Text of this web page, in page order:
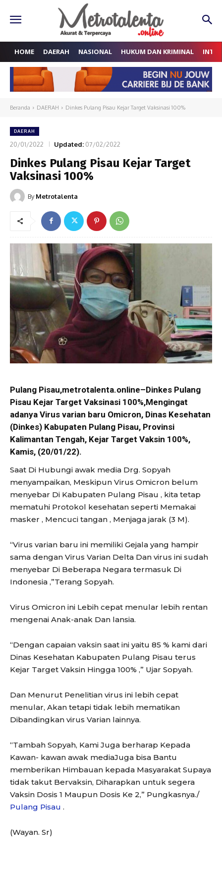
HOME DAERAH NASIONAL HUKUM DAN KRIMINAL
Beranda DAERAH Dinkes Pulang Pisau Kejar Target Vaksinasi 100%
DAERAH
20/01/2022 Updated: 07/02/2022
Dinkes Pulang Pisau Kejar Target
Vaksinasi 100%
By Metrotalenta
Pulang Pisau,metrotalenta.online–Dinkes Pulang
Pisau Kejar Target Vaksinasi 100%,Mengingat
adanya Virus varian baru Omicron, Dinas Kesehatan
(Dinkes) Kabupaten Pulang Pisau, Provinsi
Kalimantan Tengah, Kejar Target Vaksin 100%,
Kamis, (20/01/22).
Saat Di Hubungi awak media Drg. Sopyah
menyampaikan, Meskipun Virus Omicron belum
menyebar Di Kabupaten Pulang Pisau , kita tetap
mematuhi Protokol kesehatan seperti Memakai
masker , Mencuci tangan , Menjaga jarak (3 M).
“Virus varian baru ini memiliki Gejala yang hampir
sama dengan Virus Varian Delta Dan virus ini sudah
menyebar Di Beberapa Negara termasuk Di
Indonesia ,”Terang Sopyah.
Virus Omicron ini Lebih cepat menular lebih rentan
mengenai Anak-anak Dan lansia.
“Dengan capaian vaksin saat ini yaitu 85 % kami dari
Dinas Kesehatan Kabupaten Pulang Pisau terus
Kejar Target Vaksin Hingga 100% ,” Ujar Sopyah.
Dan Menurut Penelitian virus ini lebih cepat
menular, Akan tetapi tidak lebih mematikan
Dibandingkan virus Varian lainnya.
“Tambah Sopyah, Kami Juga berharap Kepada
Kawan- kawan awak mediaJuga bisa Bantu
memberikan Himbauan kepada Masyarakat Supaya
tidak takut Bervaksin, Diharapkan untuk segera
Vaksin Dosis 1 Maupun Dosis Ke 2,” Pungkasnya./
Pulang Pisau .
(Wayan. Sr)